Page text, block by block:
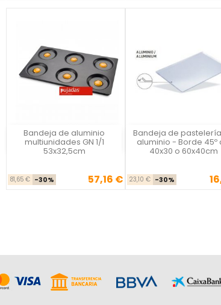
Bandeja de aluminio
multiunidades GN 1/1
53x32,5cm
Precio base
81,65 € -30% Precio
57,16 €
Vista rápida Bandeja de
aluminio - Borde 45º
40x30 o 60x40cm
Precio
23,10 € -30%
Vista rápida